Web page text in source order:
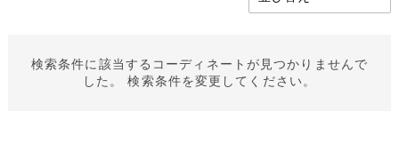
検索条件に該当するコーディネートが見つかりませんで
した。 検索条件を変更してください。